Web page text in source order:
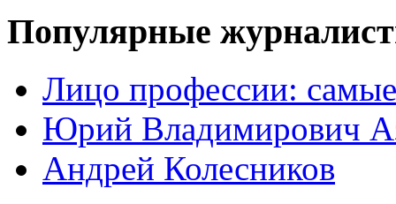
Популярные
Лицо профессии:
Юрий Владимирович
Андрей Колесников